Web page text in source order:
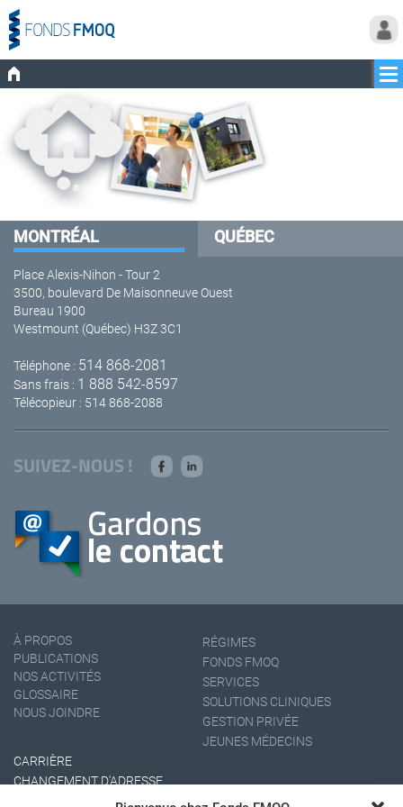
MONTRÉAL QUÉBEC
Place Alexis-Nihon - Tour 2
3500, boulevard De Maisonneuve Ouest
Bureau 1900
Westmount (Québec) H3Z 3C1
Téléphone : 514 868-2081
Sans frais : 1 888 542-8597
Télécopieur : 514 868-2088
SUIVEZ-NOUS !
À PROPOS
PUBLICATIONS
NOS ACTIVITÉS
GLOSSAIRE
NOUS JOINDRE
RÉGIMES
FONDS FMOQ
SERVICES
SOLUTIONS CLINIQUES
GESTION PRIVÉE
JEUNES MÉDECINS
CARRIÈRE
CHANGEMENT D'ADRESSE